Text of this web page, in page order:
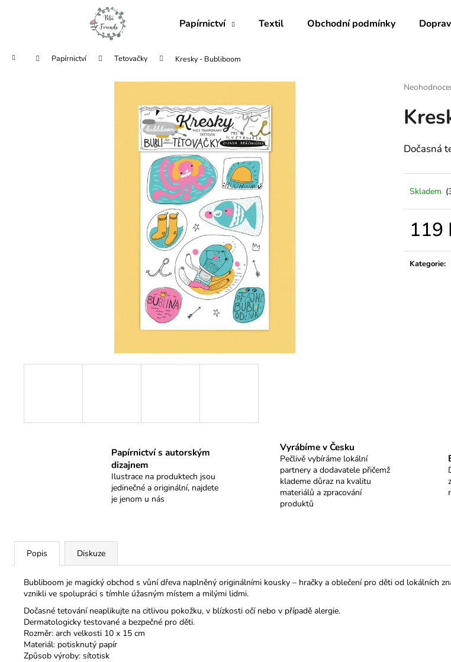
Papírnictví Textil Obchodní podmínky
Domů Papírnictví Tetovačky Kresky - Bubliboom
Průměrné
produktu
je
z
5
Dočasná
Skladem
119
Kategorie:
Papírnictví s autorským
dizajnem
Ilustrace na produktech jsou
jedinečné a originální, najdete
je jenom u nás
Vyrábíme v Česku
Pečlivě vybíráme lokální
partnery a dodavatele přičemž
klademe důraz na kvalitu
materiálů a zpracování
produktů
Popis Diskuze
Bubliboom je magický obchod s vůní dřeva naplněný originálními kousky – hračky a oblečení pro děti od lokálních
vznikli ve spolupráci s tímhle úžasným místem a milými lidmi.
Dočasné tetování neaplikujte na citlivou pokožku, v blízkosti očí nebo v případě alergie.
Dermatologicky testované a bezpečné pro děti.
Rozměr: arch velkosti 10 x 15 cm
Materiál: potisknutý papír
Způsob výroby: sítotisk
obchodu
obchodu
HLEDAT
KRESKY - BOLÍSTKY